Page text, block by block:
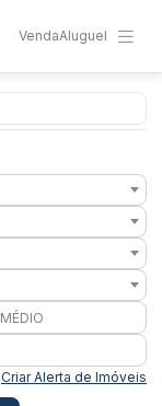
VendaAluguel
Criar Alerta de Imóveis